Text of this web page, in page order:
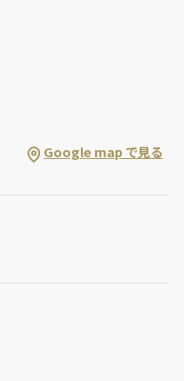
Google map で見る